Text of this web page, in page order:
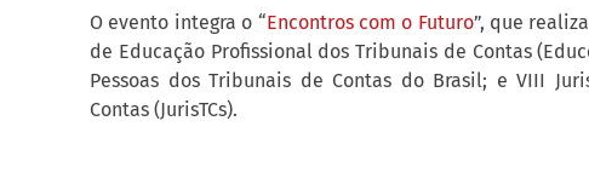
O evento integra o “Encontros com o Futuro”, que
de Educação Profissional dos Tribunais de Contas
Pessoas dos Tribunais de Contas do Brasil; e VIII
Contas (JurisTCs).